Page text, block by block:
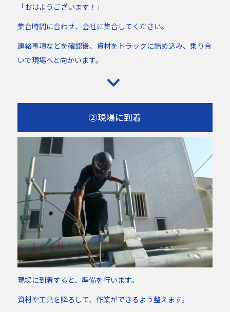
「おはようございます！」
集合時間に合わせ、会社に集合してください。
連絡事項などを確認後、資材をトラックに詰め込み、乗り合
いで現場へと向かいます。
②現場に到着
現場に到着すると、準備を行います。
資材や工具を降ろして、作業ができるよう整えます。